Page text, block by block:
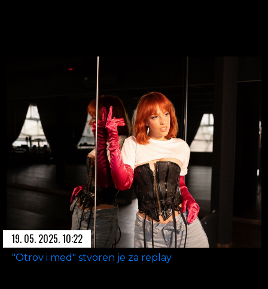
19. 05. 2025. 10:22
"Otrov i med" stvoren je za replay